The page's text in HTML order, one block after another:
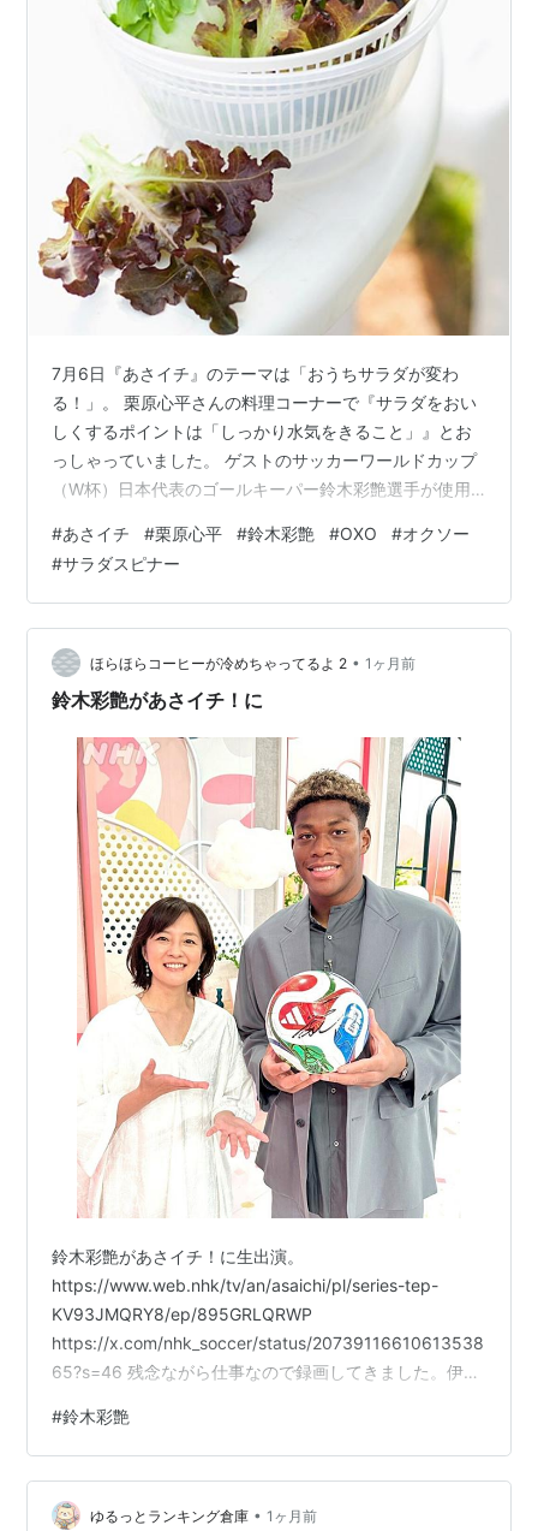
7月6日『あさイチ』のテーマは「おうちサラダが変わ
る！」。 栗原心平さんの料理コーナーで『サラダをおい
しくするポイントは「しっかり水気をきること」』とお
っしゃっていました。 ゲストのサッカーワールドカップ
（W杯）日本代表のゴールキーパー鈴木彩艶選手が使用
ピナー OXO(オクソー) クリアサラダスピナー 片手でフタ
中央のノブを押すだけで中のカゴが回転し、簡単に野菜
の水切りができます。面倒なハンドル回しやコードを引
く必要がなく、スムーズな操作感を実現しました。ノブ
は濡れた手でも滑らず、フラットで手になじみやすい設
計です。 【公式】 OXO …
#あさイチ #栗原心平 #鈴木彩艶 #OXO #オクソー
#サラダスピナー
ほらほらコーヒーが冷めちゃってるよ 2 • 1ヶ月前
鈴木彩艶があさイチ！に
鈴木彩艶があさイチ！に生出演。
https://www.web.nhk/tv/an/asaichi/pl/series-tep-
KV93JMQRY8/ep/895GRLQRWP
https://x.com/nhk_soccer/status/20739116610613538
65?s=46 残念ながら仕事なので録画してきました。伊勢
帰ってから見よう。 鈴木奈穂子アナと
https://x.com/nhk_soccer/status/20740836479601012
00?s=46 西川周ちゃん お帰り彩艶🖐️
https://x.com/shusa…
#鈴木彩艶
ゆるっとランキング倉庫 • 1ヶ月前